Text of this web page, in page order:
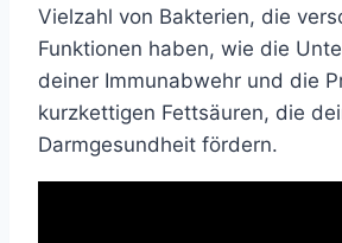
Vielzahl von Bakterien, die
Funktionen haben, wie die
deiner Immunabwehr und die
kurzkettigen Fettsäuren, die
Darmgesundheit fördern.